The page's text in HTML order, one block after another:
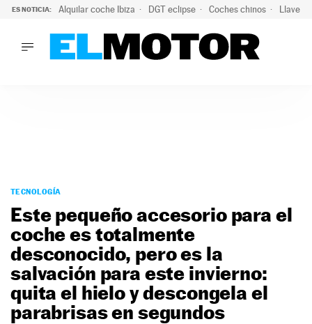
ES NOTICIA: Alquilar coche Ibiza DGT eclipse Coches chinos Llaves
PODCAST
MOTOS
TECNOLOGÍA
SUPERCOCHES
MOTORTV
SERVICIOS
TECNOLOGÍA
Este pequeño accesorio para el
coche es totalmente
desconocido, pero es la
salvación para este invierno:
quita el hielo y descongela el
parabrisas en segundos